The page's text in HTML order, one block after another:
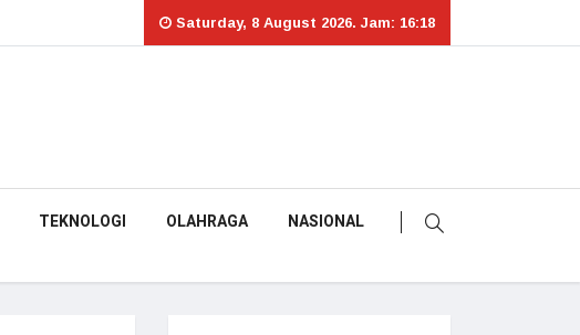
Saturday, 8 August 2026. Jam: 16:18
TEKNOLOGI OLAHRAGA NASIONAL